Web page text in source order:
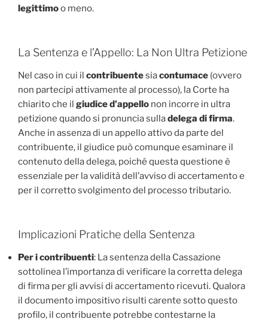
legittimoo meno.
La Sentenza e l’Appello: La Non Ultra Petizione
Nel caso in cui il contribuentesiacontumace (ovvero
non partecipi attivamente al processo), la Corte ha
chiarito che il giudice d’appello non incorre in ultra
petizione quando si pronuncia sulladelega di firma.
Anche in assenza di un appello attivo da parte del
contribuente, il giudice può comunque esaminare il
contenuto della delega, poiché questa questione è
essenziale per la validità dell’avviso di accertamento e
per il corretto svolgimento del processo tributario.
Implicazioni Pratiche della Sentenza
Per i contribuenti: La sentenza della Cassazione
sottolinea l’importanza di verificare la corretta delega
di firma per gli avvisi di accertamento ricevuti. Qualora
il documento impositivo risulti carente sotto questo
profilo, il contribuente potrebbe contestarne la